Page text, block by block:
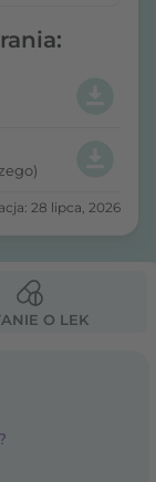
28 lipca, 2026
O LEK